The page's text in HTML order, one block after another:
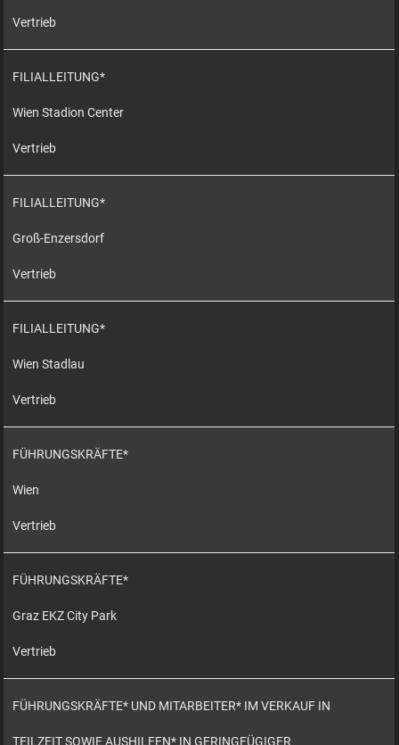
Vertrieb
FILIALLEITUNG*
Wien Stadion Center
Vertrieb
FILIALLEITUNG*
Groß-Enzersdorf
Vertrieb
FILIALLEITUNG*
Wien Stadlau
Vertrieb
FÜHRUNGSKRÄFTE*
Wien
Vertrieb
FÜHRUNGSKRÄFTE*
Graz EKZ City Park
Vertrieb
FÜHRUNGSKRÄFTE* UND MITARBEITER* IM VERKAUF IN
TEILZEIT SOWIE AUSHILFEN* IN GERINGFÜGIGER